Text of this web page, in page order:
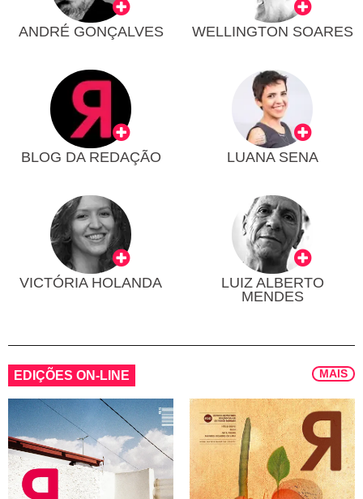
ANDRÉ GONÇALVES WELLINGTON SOARES
BLOG DA REDAÇÃO LUANA SENA
VICTÓRIA HOLANDA
LUIZ ALBERTO
MENDES
EDIÇÕES ON-LINE MAIS